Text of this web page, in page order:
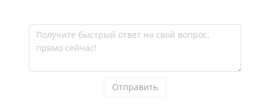
Получите быстрый ответ на свой вопрос,
прямо сейчас!
Отправить